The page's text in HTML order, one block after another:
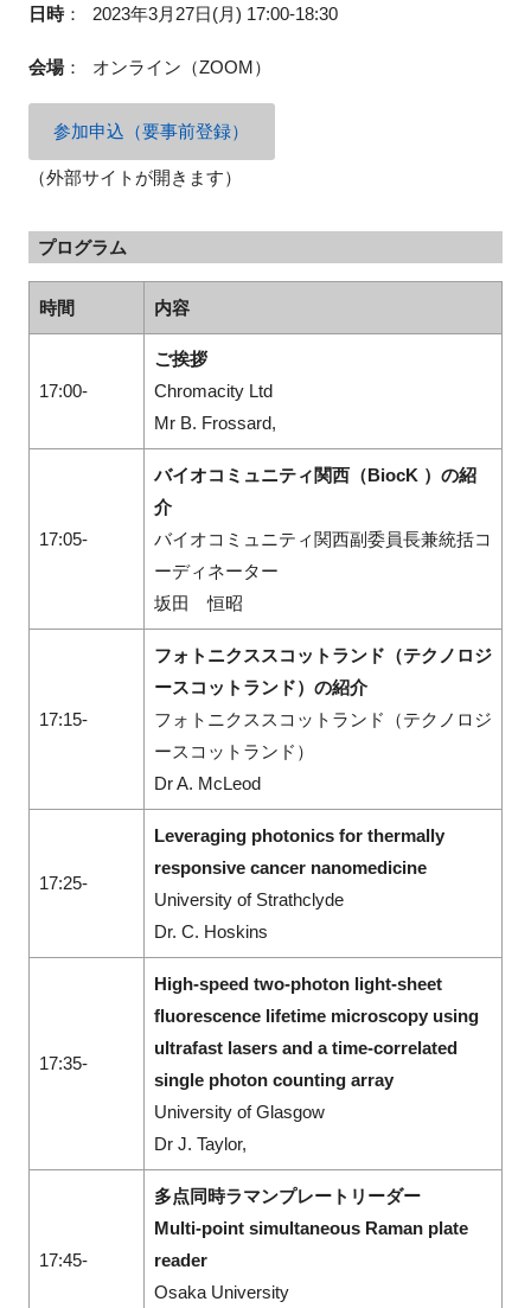
日時： 2023年3月27日(月) 17:00-18:30
会場： オンライン（ZOOM）
参加申込（要事前登録）
（外部サイトが開きます）
プログラム
時間 内容
17:00-
ご挨拶
Chromacity Ltd
Mr B. Frossard,
17:05-
バイオコミュニティ関西（BiocK ）の紹
介
バイオコミュニティ関西副委員長兼統括コ
ーディネーター
坂田 恒昭
17:15-
フォトニクススコットランド（テクノロジ
ースコットランド）の紹介
フォトニクススコットランド（テクノロジ
ースコットランド）
Dr A. McLeod
17:25-
Leveraging photonics for thermally
responsive cancer nanomedicine
University of Strathclyde
Dr. C. Hoskins
17:35-
High-speed two-photon light-sheet
fluorescence lifetime microscopy using
ultrafast lasers and a time-correlated
single photon counting array
University of Glasgow
Dr J. Taylor,
17:45-
多点同時ラマンプレートリーダー
Multi-point simultaneous Raman plate
reader
Osaka University